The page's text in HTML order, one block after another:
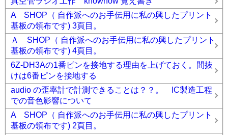
A SHOP（ 自作派へのお手伝用に私の興したプリント
基板の領布です) 3頁目。
Ａ SHOP（ 自作派へのお手伝用に私の興したプリント
基板の領布です) 4頁目。
6Z-DH3Aの1番ピンを接地する理由を上げておく。間抜
けは6番ピンを接地する
audio の歪率計で計測できることは？？。 IC製造工程
での音色影響について
A SHOP（ 自作派へのお手伝用に私の興したプリント
基板の領布です) 2頁目。